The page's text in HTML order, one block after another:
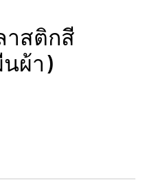
าสติกสี
นผ้า)